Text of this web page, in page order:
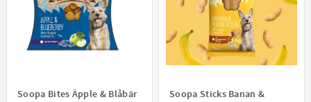
Soopa Bites Äpple & Blåbär
Soopa Sticks Banan &